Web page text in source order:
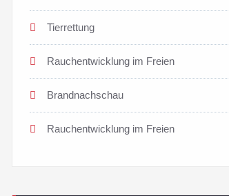
Tierrettung
Rauchentwicklung im Freien
Brandnachschau
Rauchentwicklung im Freien